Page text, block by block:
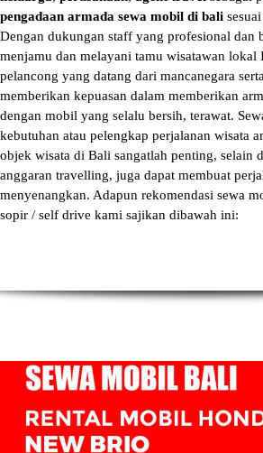
pengadaan armada sewa mobil di bali
Dengan dukungan staff yang profesional dan
menjamu dan melayani tamu wisatawan lokal
pelancong yang datang dari mancanegara
memberikan kepuasan dalam memberikan
dengan mobil yang selalu bersih, terawat.
kebutuhan atau pelengkap perjalanan wisata
objek wisata di Bali sangatlah penting, selain
anggaran travelling, juga dapat membuat
menyenangkan. Adapun rekomendasi sewa
sopir / self drive kami sajikan dibawah ini: